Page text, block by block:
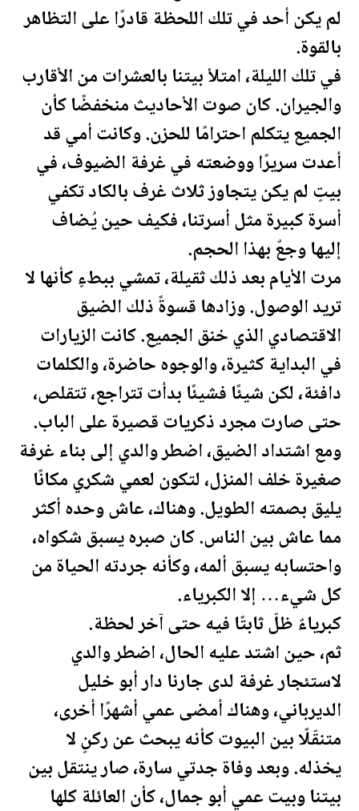
لم يكن أحد في تلك اللحظةقادرًا على التظاهر
بالقوة.
في تلك الليلة، امتلأ بيتنا بالعشرات من الأقارب
والجيران. كان صوت الأحاديث منخفضًا كأن
الجميع يتكلم احترامًا للحزن. وكانت أمي قد
أعدت سريرًا ووضعته في غرفة الضيوف، في
بيتٍ لم يكن يتجاوز ثلاث غرف بالكاد تكفي
أسرة كبيرة مثل أسرتنا، فكيف حين يُضاف
إليها وجعٌ بهذا الحجم.
مرت الأيام بعد ذلك ثقيلة، تمشي ببطءٍ كأنها لا
تريد الوصول. وزادها قسوةً ذلك الضيق
الاقتصادي الذي خنق الجميع. كانت الزيارات
في البداية كثيرة، والوجوه حاضرة، والكلمات
دافئة، لكن شيئًا فشيئًا بدأت تتراجع، تتقلص،
حتى صارت مجرد ذكريات قصيرة على الباب.
ومع اشتداد الضيق، اضطر والدي إلى بناء غرفة
صغيرة خلف المنزل، لتكون لعمي شكري مكانًا
يليق بصمته الطويل. وهناك، عاش وحده أكثر
مما عاش بين الناس. كان صبره يسبق شكواه،
واحتسابه يسبق ألمه، وكأنه جردته الحياة من
كل شيء… إلا الكبرياء.
كبرياءٌ ظلّ ثابتًا فيه حتى آخرلحظة.
ثم، حين اشتد عليه الحال، اضطر والدي
لاستئجار غرفة لدى جارنا دار أبو خليل
الديرباني، وهناك أمضى عمي أشهرًا أخرى،
متنقّلًا بين البيوت كأنه يبحث عن ركنٍ لا
يخذله. وبعد وفاة جدتي سارة، صار ينتقل بين
بيتنا وبيت عمي أبو جمال، كأن العائلة كلها